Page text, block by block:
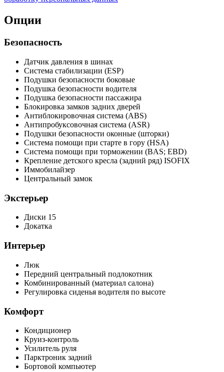
Опции
Безопасность
Датчик давления в шинах
Система стабилизации (ESP)
Подушки безопасности боковые
Подушка безопасности водителя
Подушка безопасности пассажира
Блокировка замков задних дверей
Антиблокировочная система (ABS)
Антипробуксовочная система (ASR)
Подушки безопасности оконные (шторки)
Система помощи при старте в гору (HSA)
Система помощи при торможении (BAS; EBD)
Крепление детского кресла (задний ряд) ISOFIX
Иммобилайзер
Центральный замок
Экстерьер
Диски 15
Докатка
Интерьер
Люк
Передний центральный подлокотник
Комбинированный (материал салона)
Регулировка сиденья водителя по высоте
Комфорт
Кондиционер
Круиз-контроль
Усилитель руля
Парктроник задний
Бортовой компьютер